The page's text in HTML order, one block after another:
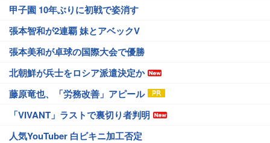
甲子園 10年ぶりに初戦で姿消す
張本智和が2連覇 妹とアベックV
張本美和が卓球の国際大会で優勝
北朝鮮が兵士をロシア派遣決定か
藤原竜也、「労務改善」アピール
「VIVANT」ラストで裏切り者判明
人気YouTuber 白ビキニ加工否定